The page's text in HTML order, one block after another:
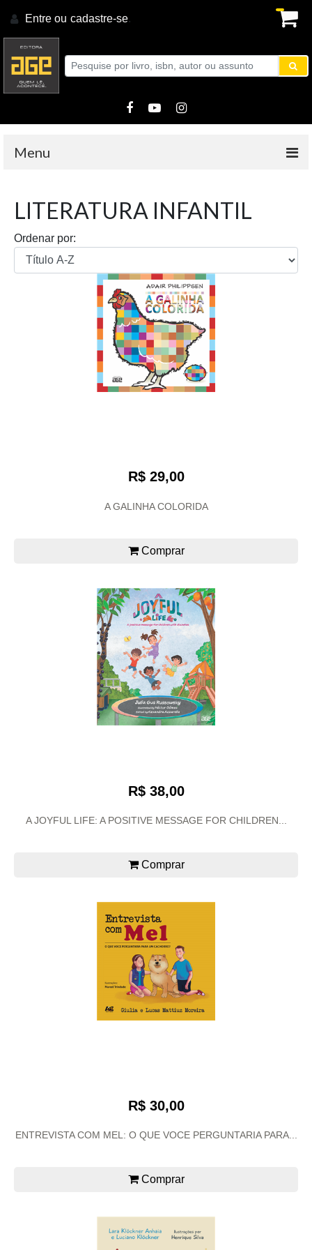
Entre ou cadastre-se.
Menu
LITERATURA INFANTIL
Ordenar por:
R$ 29,00
A GALINHA COLORIDA
Comprar
R$ 38,00
A JOYFUL LIFE: A POSITIVE MESSAGE FOR CHILDREN...
Comprar
R$ 30,00
ENTREVISTA COM MEL: O QUE VOCE PERGUNTARIA PARA...
Comprar